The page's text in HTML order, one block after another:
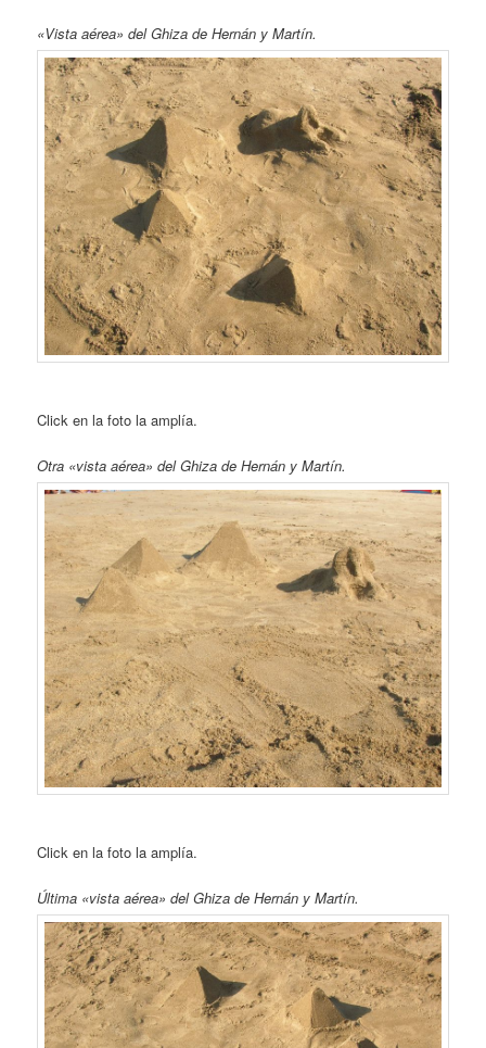
«Vista aérea» del Ghiza de Hernán y Martín.
Click en la foto la amplía.
Otra «vista aérea» del Ghiza de Hernán y Martín.
Click en la foto la amplía.
Última «vista aérea» del Ghiza de Hernán y Martín.